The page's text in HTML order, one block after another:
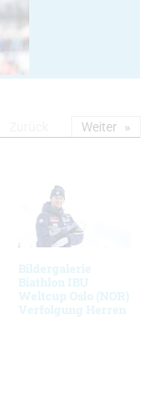
Bildergalerie
Biathlon IBU
Weltcup Oslo (NOR)
Verfolgung Herren
Weiter